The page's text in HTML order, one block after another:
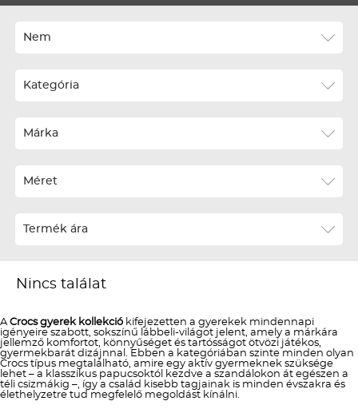
Alapértelmezett
Legújabbak
Ár szerint növekvő
Téli termékek előre ár szerint növekvő
Nem
Kategória
Márka
Méret
Termék ára
Nincs találat
ACrocs gyerek kollekció kifejezetten a gyerekek mindennapi
igényeire szabott, sokszínű lábbeli-világot jelent, amely a márkára
jellemző komfortot, könnyűséget és tartósságot ötvözi játékos,
gyermekbarát dizájnnal. Ebben a kategóriában szinte minden olyan
Crocs típus megtalálható, amire egy aktív gyermeknek szüksége
lehet – a klasszikus papucsoktól kezdve a szandálokon át egészen a
téli csizmákig –, így a család kisebb tagjainak is minden évszakra és
élethelyzetre tud megfelelő megoldást kínálni.